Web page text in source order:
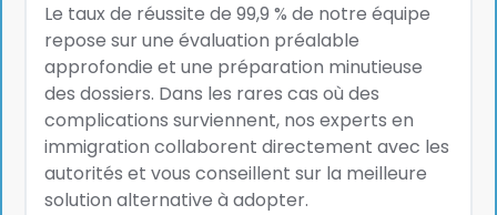
Le taux de réussite de 99,9 % de notre équipe
repose sur une évaluation préalable
approfondie et une préparation minutieuse
des dossiers. Dans les rares cas où des
complications surviennent, nos experts en
immigration collaborent directement avec les
autorités et vous conseillent sur la meilleure
solution alternative à adopter.